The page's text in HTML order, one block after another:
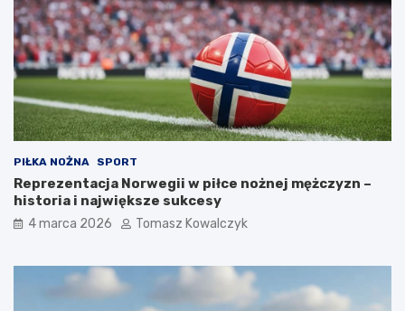
PIŁKA NOŻNA SPORT
Reprezentacja Norwegii w piłce nożnej mężczyzn –
historia i największe sukcesy
4 marca 2026 Tomasz Kowalczyk